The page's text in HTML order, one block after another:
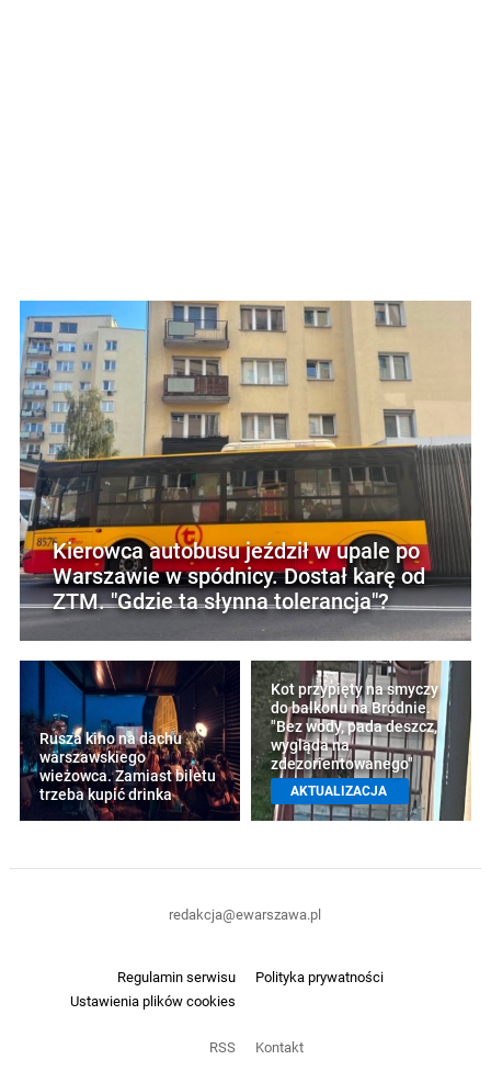
Kierowca autobusu jeździł w upale po
Warszawie w spódnicy. Dostał karę od
ZTM. "Gdzie ta słynna tolerancja"?
Rusza kino na dachu
warszawskiego
wieżowca. Zamiast biletu
trzeba kupić drinka
Kot przypięty na smyczy
do balkonu na Bródnie.
"Bez wody, pada deszcz,
wygląda na
zdezorientowanego"
AKTUALIZACJA
Regulamin serwisu
Polityka prywatności
Ustawienia plików cookies
RSS Kontakt
redakcja@ewarszawa.pl